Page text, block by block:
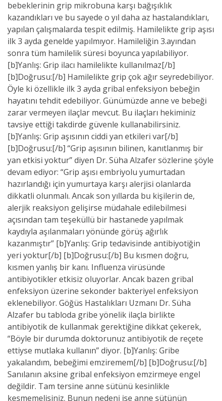
bebeklerinin grip mikrobuna karşı bağışıklık
kazandıkları ve bu sayede o yıl daha az hastalandıkları,
yapılan çalışmalarda tespit edilmiş. Hamilelikte grip aşısı
ilk 3 ayda genelde yapılmıyor. Hamileliğin 3.ayından
sonra tüm hamilelik süresi boyunca yapılabiliyor.
[b]Yanlış: Grip ilacı hamilelikte kullanılmaz[/b]
[b]Doğrusu:[/b] Hamilelikte grip çok ağır seyredebiliyor.
Öyle ki özellikle ilk 3 ayda gribal enfeksiyon bebeğin
hayatını tehdit edebiliyor. Günümüzde anne ve bebeği
zarar vermeyen ilaçlar mevcut. Bu ilaçları hekiminiz
tavsiye ettiği takdirde güvenle kullanabilirsiniz.
[b]Yanlış: Grip aşısının ciddi yan etkileri var[/b]
[b]Doğrusu:[/b] “Grip aşısının bilinen, kanıtlanmış bir
yan etkisi yoktur” diyen Dr. Süha Alzafer sözlerine şöyle
devam ediyor: “Grip aşısı embriyolu yumurtadan
hazırlandığı için yumurtaya karşı alerjisi olanlarda
dikkatli olunmalı. Ancak son yıllarda bu kişilerin de,
alerjik reaksiyon gelişirse müdahale edilebilmesi
açısından tam teşeküllü bir hastanede yapılmak
kaydıyla aşılanmaları yönünde görüş ağırlık
kazanmıştır” [b]Yanlış: Grip tedavisinde antibiyotiğin
yeri yoktur[/b] [b]Doğrusu:[/b] Bu kısmen doğru,
kısmen yanlış bir kanı. Influenza virüsünde
antibiyotikler etkisiz oluyorlar. Ancak bazen gribal
enfeksiyon üzerine sekonder bakteriyel enfeksiyon
eklenebiliyor. Göğüs Hastalıkları Uzmanı Dr. Süha
Alzafer bu tabloda gribe yönelik ilaçla birlikte
antibiyotik de kullanmak gerektiğine dikkat çekerek,
“Böyle bir durumda doktorunuz antibiyotik de reçete
ettiyse mutlaka kullanın” diyor. [b]Yanlış: Gribe
yakalandım, bebeğimi emziremem[/b] [b]Doğrusu:[/b]
Sanılanın aksine gribal enfeksiyon emzirmeye engel
değildir. Tam tersine anne sütünü kesinlikle
kesmemelisiniz. Bunun nedeni ise anne sütünün